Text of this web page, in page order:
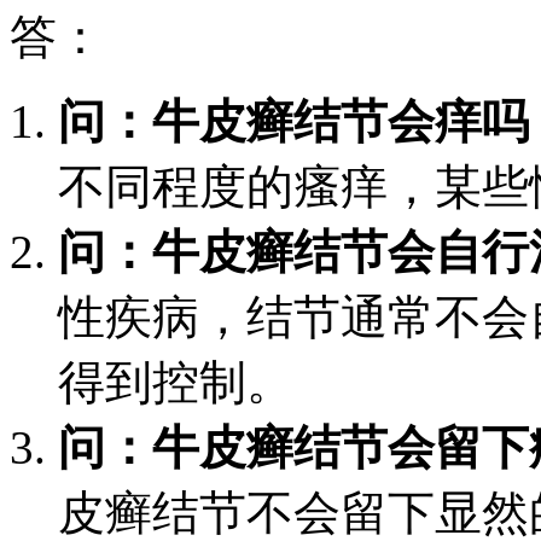
答：
问：牛皮癣结节会痒吗
不同程度的瘙痒，某
问：牛皮癣结节会自
性疾病，结节通常不
得到控制。
问：牛皮癣结节会留
皮癣结节不会留下显